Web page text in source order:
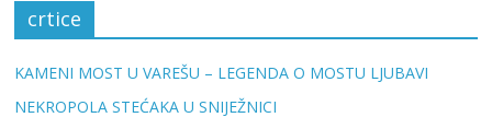
crtice
KAMENI MOST U VAREŠU – LEGENDA O MOSTU LJUBAVI
NEKROPOLA STEĆAKA U SNIJEŽNICI